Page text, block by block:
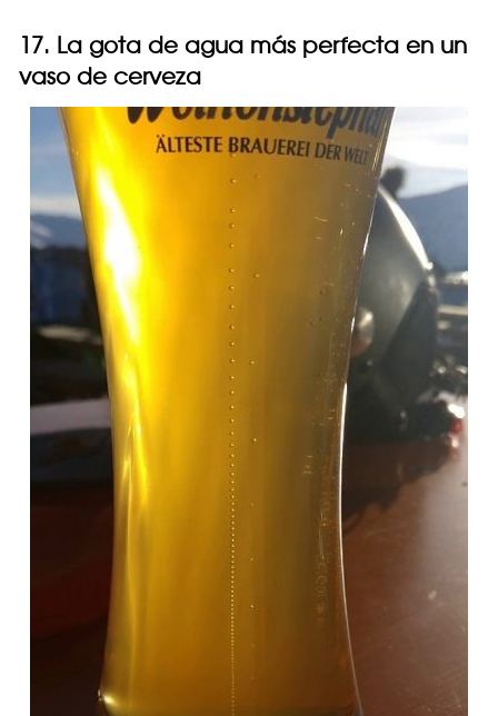
17. La gota de agua más perfecta en un
vaso de cerveza